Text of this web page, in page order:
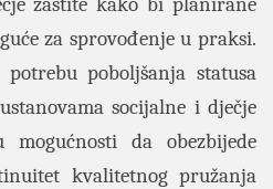
za sprovođenje u praksi.
poboljšanja statusa
socijalne i dječje
da obezbijede
kvalitetnog pružanja